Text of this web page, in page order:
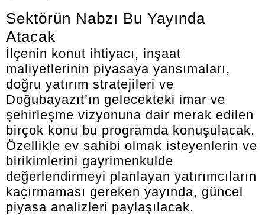
Sektörün Nabzı Bu Yayında
Atacak
İlçenin konut ihtiyacı, inşaat
maliyetlerinin piyasaya yansımaları,
doğru yatırım stratejileri ve
Doğubayazıt’ın gelecekteki imar ve
şehirleşme vizyonuna dair merak edilen
birçok konu bu programda konuşulacak.
Özellikle ev sahibi olmak isteyenlerin ve
birikimlerini gayrimenkulde
değerlendirmeyi planlayan yatırımcıların
kaçırmaması gereken yayında, güncel
piyasa analizleri paylaşılacak.